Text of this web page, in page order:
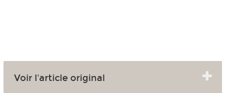
Voir l'article original